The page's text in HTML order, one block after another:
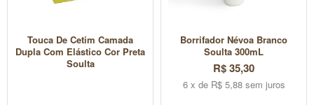
Touca De Cetim Camada
Dupla Com Elástico Cor Preta
Soulta
Borrifador Névoa Branco
Soulta 300mL
R$ 35,30
6 x de R$ 5,88 sem juros